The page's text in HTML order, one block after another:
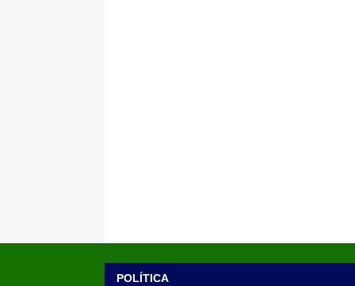
POLÍTICA